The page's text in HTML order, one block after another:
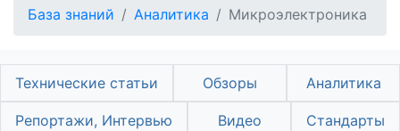
База знаний Аналитика Микроэлектроника
Технические статьи Обзоры Аналитика
Репортажи, Интервью Видео Стандарты